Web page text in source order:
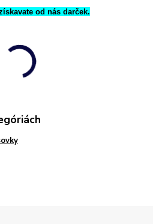
od nás darček.